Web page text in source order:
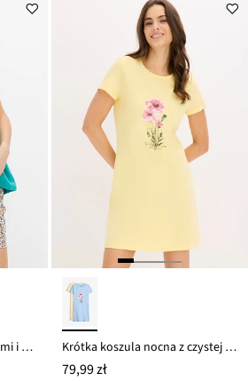
Piżama z krótkimi spodniami i koronkową tasiemką Krótka koszula nocna z czystej bawełny (2 szt.)
79,99 zł